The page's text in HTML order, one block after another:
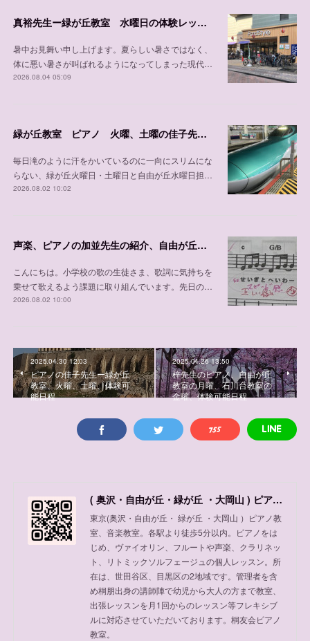
真裕先生ー緑が丘教室 水曜日の体験レッスン可能日程
暑中お見舞い申し上げます。夏らしい暑さではなく、
体に悪い暑さが叫ばれるようになってしまった現代…
2026.08.04 05:09
緑が丘教室 ピアノ 火曜、土曜の佳子先生の紹介
毎日滝のように汗をかいているのに一向にスリムにな
らない、緑が丘火曜日・土曜日と自由が丘水曜日担…
2026.08.02 10:02
声楽、ピアノの加並先生の紹介、自由が丘教室 木曜日、 土曜日、日曜日/緑が丘教室 金曜日
こんにちは。小学校の歌の生徒さま、歌詞に気持ちを
乗せて歌えるよう課題に取り組んでいます。先日の…
2026.08.02 10:00
2025.04.30 12:03
ピアノの佳子先生ー緑が丘
教室、火曜、土曜、体験可
能日程
2025.04.26 13:50
梓先生のピアノ、自由が丘
教室の月曜、石川台教室の
金曜、体験可能日程
( 奥沢・自由が丘・緑が丘 ・大岡山 ) ピアノ教室、音楽教室
東京(奥沢・自由が丘・ 緑が丘 ・大岡山 ）ピアノ教
室、音楽教室。各駅より徒歩5分以内。ピアノをは
じめ、ヴァイオリン、フルートや声楽、クラリネッ
ト、リトミックソルフェージュの個人レッスン。所
在は、世田谷区、目黒区の2地域です。管理者を含
め桐朋出身の講師陣で幼児から大人の方まで教室、
出張レッスンを月1回からのレッスン等フレキシブ
ルに対応させていただいております。桐友会ピアノ
教室。